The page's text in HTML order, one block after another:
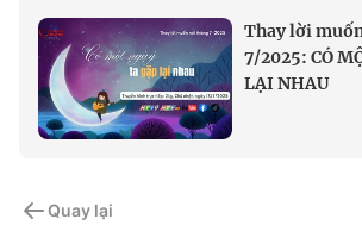
Thay lời
7/2025: CÓ
LẠI NHAU
Quay lại